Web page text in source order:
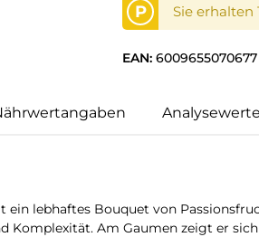
P Sie erhalten
EAN: 6009655070677
Analysewerte
lebhaftes Bouquet von
Am Gaumen zeigt er